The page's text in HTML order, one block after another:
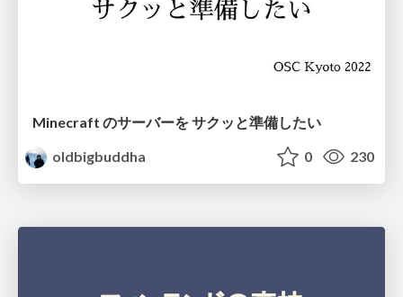
Minecraft のサーバーを サクッと準備したい
oldbigbuddha
0 230